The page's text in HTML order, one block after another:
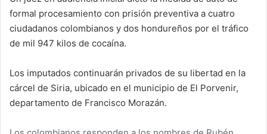
formal procesamiento con prisión preventiva a cuatro
ciudadanos colombianos y dos hondureños por el tráfico
de mil 947 kilos de cocaína.
Los imputados continuarán privados de su libertad en la
cárcel de Siria, ubicado en el municipio de El Porvenir,
departamento de Francisco Morazán.